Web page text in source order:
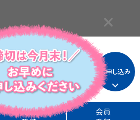
お申し込み
© 1996 -2026
SHUPPAN,Publishers Co., Ltd.
All Rights Reserved.
年間
会員